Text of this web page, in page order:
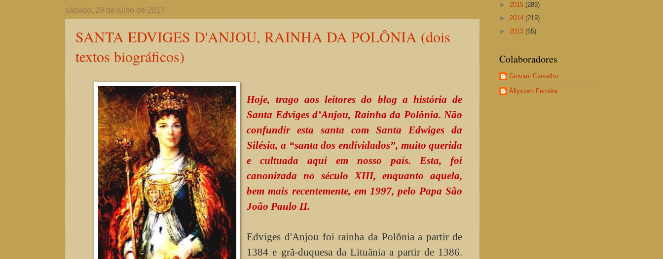
sábado, 29 de julho de 2017
SANTA EDVIGES D'ANJOU, RAINHA DA POLÔNIA (dois
textos biográficos)
Hoje, trago aos leitores do blog a história de
Santa Edviges d’Anjou, Rainha da Polônia. Não
confundir esta santa com Santa Edwiges da
Silésia, a “santa dos endividados”, muito querida
e cultuada aqui em nosso país. Esta, foi
canonizada no século XIII, enquanto aquela,
bem mais recentemente, em 1997, pelo Papa São
João Paulo II.
Edviges d'Anjou foi rainha da Polônia a partir de
1384 e grã-duquesa da Lituânia a partir de 1386.
► 2015 (289)
► 2014 (219)
► 2013 (65)
Colaboradores
Giovani Carvalho
Állyssen Ferreira